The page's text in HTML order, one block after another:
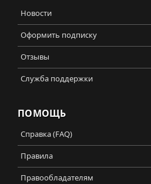
Новости
Оформить подписку
Отзывы
Служба поддержки
ПОМОЩЬ
Справка (FAQ)
Правила
Правообладателям